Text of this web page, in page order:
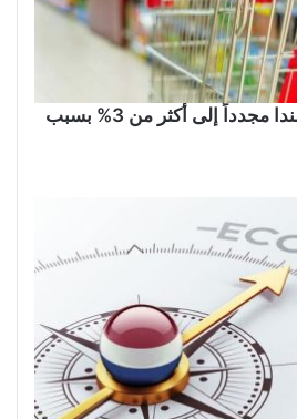
ارتفاع التضخم في هولندا مجدداً إلى أكثر من 3% بسبب